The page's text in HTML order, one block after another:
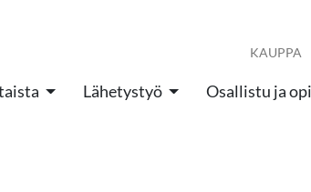
KAUPPA
Lähetystyö Osallistu ja opi